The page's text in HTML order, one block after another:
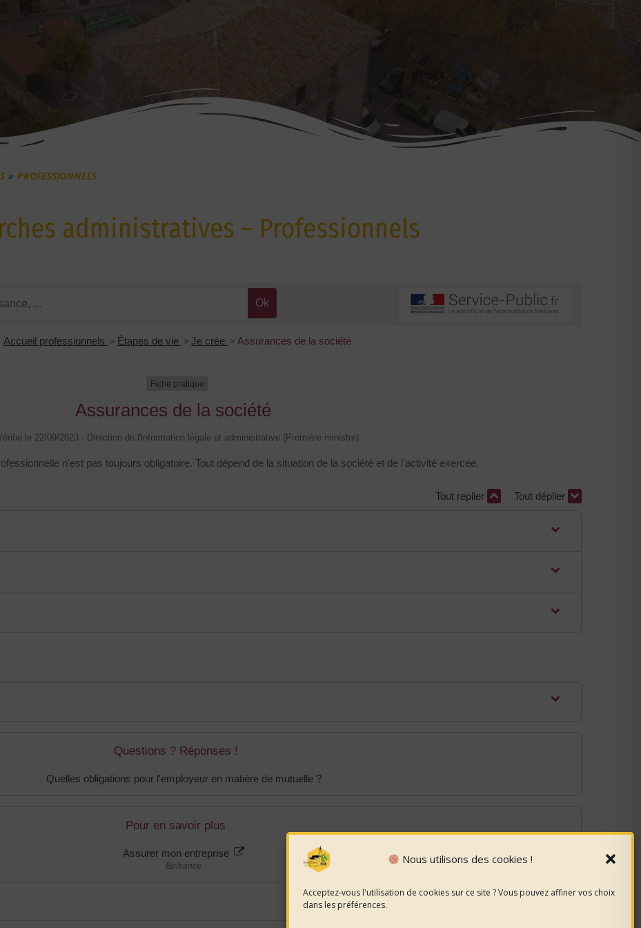
Nous utilisons des cookies !
Acceptez-vous l'utilisation de cookies sur ce site ? Vous pouvez affiner vos choix
dans les préférences.
PROFESSIONNELS
administratives – Professionnels
Accueil professionnels > Étapes de vie > Je crée > Assurances de la société
Fiche pratique
Assurances de la société
le 22/09/2023 - Direction de l'information légale et administrative (Première ministre)
n'est pas toujours obligatoire. Tout dépend de la situation de la société et de l'activité exercée.
Tout replier Tout déplier
Questions ? Réponses !
Quelles obligations pour l'employeur en matière de mutuelle ?
Pour en savoir plus
Assurer mon entreprise
Bpifrance